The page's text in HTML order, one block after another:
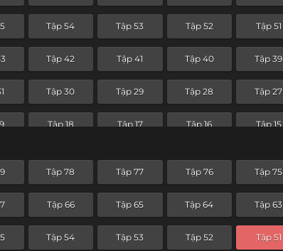
Tập 54 Tập 53 Tập 52 Tập 51
Tập 42 Tập 41 Tập 40 Tập 39
Tập 30 Tập 29 Tập 28 Tập 27
Tập 18 Tập 17 Tập 16 Tập 15
Tập 78 Tập 77 Tập 76 Tập 75
Tập 66 Tập 65 Tập 64 Tập 63
Tập 54 Tập 53 Tập 52 Tập 51